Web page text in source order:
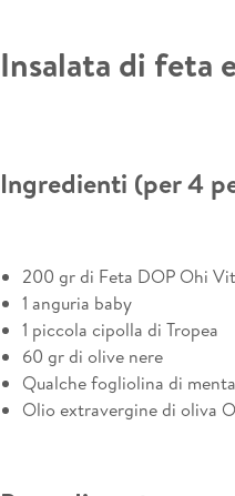
Insalata di feta
Ingredienti (per 4
200 gr di Feta DOP Ohi
1 anguria baby
1 piccola cipolla di Tropea
60 gr di olive nere
Qualche fogliolina di
Olio extravergine di oliva